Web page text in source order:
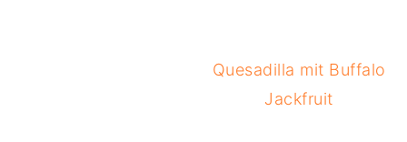
Quesadilla mit Buffalo
Jackfruit